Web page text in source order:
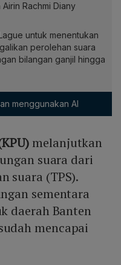
Rachmi Diany
untuk menentukan
perolehan suara
bilangan ganjil hingga
menggunakan AI
melanjutkan
suara dari
suara (TPS).
sementara
daerah Banten
mencapai